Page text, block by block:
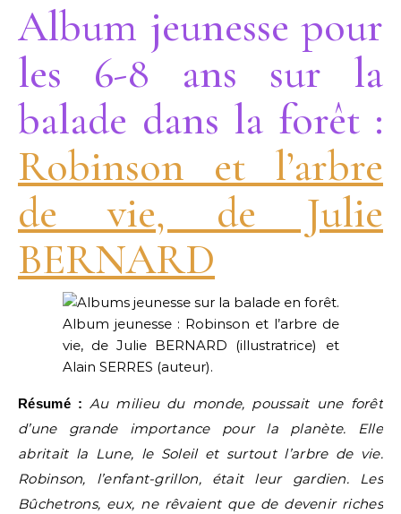
Album jeunesse pour
les 6-8 ans sur la
balade dans la forêt :
Robinson et l’arbre
de vie, de Julie
BERNARD
Album jeunesse : Robinson et l’arbre de
vie, de Julie BERNARD (illustratrice) et
Alain SERRES (auteur).
Résumé : Au milieu du monde, poussait une forêt
d’une grande importance pour la planète. Elle
abritait la Lune, le Soleil et surtout l’arbre de vie.
Robinson, l’enfant-grillon, était leur gardien. Les
Bûchetrons, eux, ne rêvaient que de devenir riches